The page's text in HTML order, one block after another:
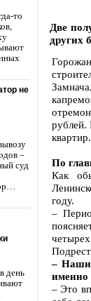
то
не
–
суд
день
Две
других
рублей.
квартир.
По
Как
году.
–
– Наши
именно
– Это